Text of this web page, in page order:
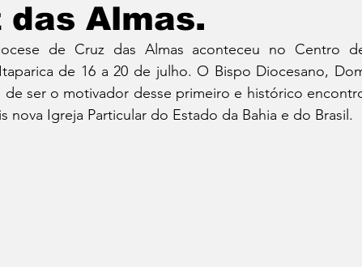
Almas.
de Cruz das Almas aconteceu no Centro
de 16 a 20 de julho. O Bispo Diocesano,
ser o motivador desse primeiro e histórico
nova Igreja Particular do Estado da Bahia e do Brasil.